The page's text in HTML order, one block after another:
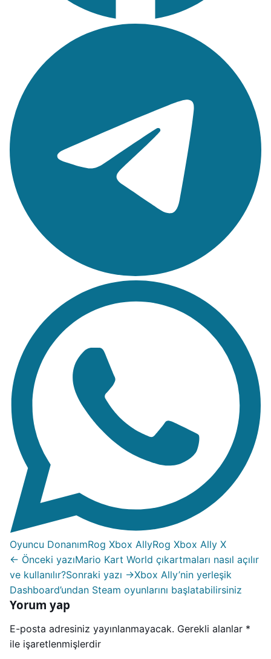
Oyuncu DonanımRog Xbox AllyRog Xbox Ally X
← Önceki yazıMario Kart World çıkartmaları nasıl açılır
ve kullanılır?Sonraki yazı →Xbox Ally’nin yerleşik
Dashboard’undan Steam oyunlarını başlatabilirsiniz
Yorum yap
E-posta adresiniz yayınlanmayacak. Gerekli alanlar *
ile işaretlenmişlerdir